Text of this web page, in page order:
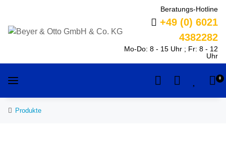
Beratungs-Hotline
+49 (0) 6021
4382282
Mo-Do: 8 - 15 Uhr ; Fr: 8 - 12
Uhr
0
Produkte